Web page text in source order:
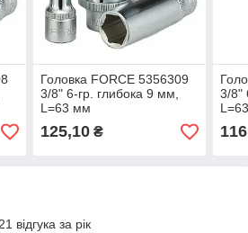
Головка FORCE 5356309
3/8" 6-гр. глибока 9 мм,
L=63 мм
125,10₴
3/8"
відгука за рік